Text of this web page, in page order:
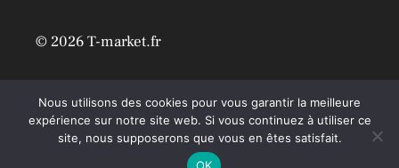
© 2026 T-market.fr
Nous utilisons des cookies pour vous garantir la meilleure
expérience sur notre site web. Si vous continuez à utiliser ce
site, nous supposerons que vous en êtes satisfait.
OK